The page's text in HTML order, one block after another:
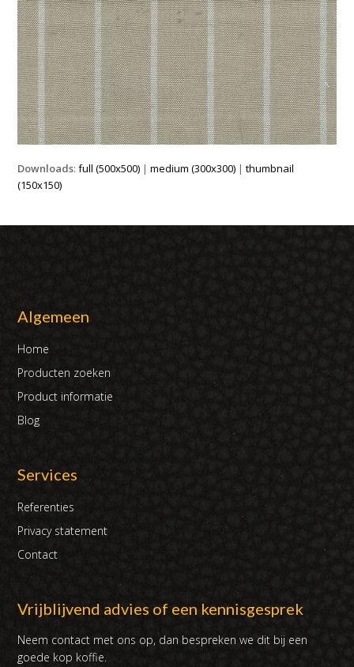
Downloads:full (500x500) |medium (300x300) |thumbnail
(150x150)
Algemeen
Home
Producten zoeken
Product informatie
Blog
Services
Referenties
Privacy statement
Contact
Vrijblijvend advies of een kennisgesprek
Neem contact met ons op, dan bespreken we dit bij een
goede kop koffie.